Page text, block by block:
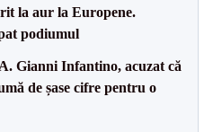
la aur la Europene.
podiumul
Gianni Infantino, acuzat că
de șase cifre pentru o